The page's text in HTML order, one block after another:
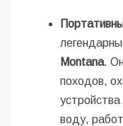
Montana.
походов,
устройства
воду,